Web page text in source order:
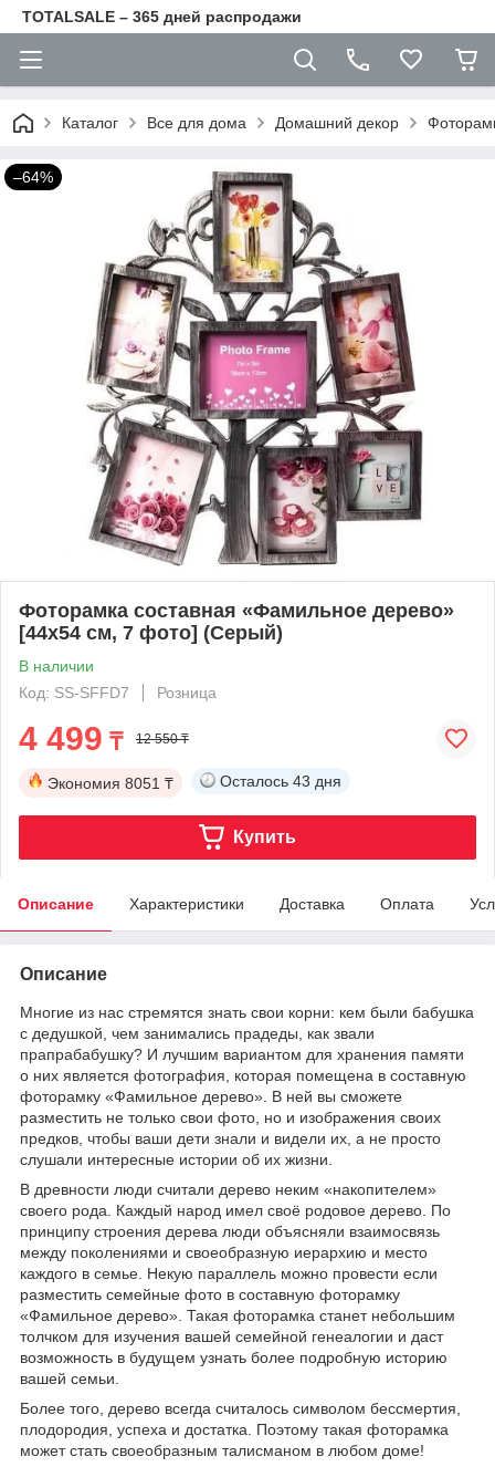
TOTALSALE – 365 дней распродажи
Каталог Все для дома Домашний декор
–64%
Фоторамка составная «Фамильное дерево»
[44х54 см, 7 фото] (Серый)
В наличии
Код: SS-SFFD7
Розница
4 499 ₸ 12 550 ₸
Экономия 8051 ₸ Осталось 43 дня
Купить
Описание Характеристики Доставка Оплата
Описание
Многие из нас стремятся знать свои корни: кем были бабушка
с дедушкой, чем занимались прадеды, как звали
прапрабабушку? И лучшим вариантом для хранения памяти
о них является фотография, которая помещена в составную
фоторамку «Фамильное дерево». В ней вы сможете
разместить не только свои фото, но и изображения своих
предков, чтобы ваши дети знали и видели их, а не просто
слушали интересные истории об их жизни.
В древности люди считали дерево неким «накопителем»
своего рода. Каждый народ имел своё родовое дерево. По
принципу строения дерева люди объясняли взаимосвязь
между поколениями и своеобразную иерархию и место
каждого в семье. Некую параллель можно провести если
разместить семейные фото в составную фоторамку
«Фамильное дерево». Такая фоторамка станет небольшим
толчком для изучения вашей семейной генеалогии и даст
возможность в будущем узнать более подробную историю
вашей семьи.
Более того, дерево всегда считалось символом бессмертия,
плодородия, успеха и достатка. Поэтому такая фоторамка
может стать своеобразным талисманом в любом доме!